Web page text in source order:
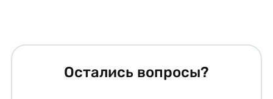
Остались вопросы?